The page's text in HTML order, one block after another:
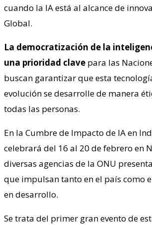
cuando la IA está al alcance de
Global.
La democratización de la
una prioridad clave para las
buscan garantizar que esta
evolución se desarrolle de manera
todas las personas.
En la Cumbre de Impacto de IA en
celebrará del 16 al 20 de febrero en
diversas agencias de la ONU
que impulsan tanto en el país como
en desarrollo.
Se trata del primer gran evento de